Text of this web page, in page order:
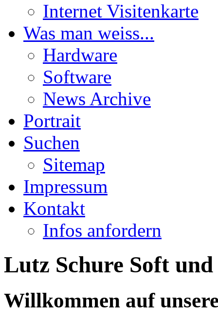
Internet Visitenkarte
Was man weiss...
Hardware
Software
News Archive
Portrait
Suchen
Sitemap
Impressum
Kontakt
Infos anfordern
Lutz Schure Soft
Willkommen auf